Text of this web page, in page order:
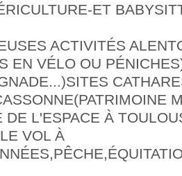
ET
ACTIVITÉS
EN VÉLO OU
DE L'ESPACE À
VOL À